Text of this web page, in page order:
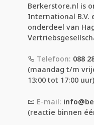
Berkerstore.nl is
International B.V.
onderdeel van
Telefoon: 088
(maandag t/m
13:00 tot 17:00 uur)
E-mail:
(reactie binnen